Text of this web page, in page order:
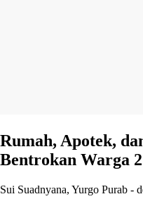
Rumah, Apotek,
Bentrokan Warga
Sui Suadnyana, Yurgo Purab -